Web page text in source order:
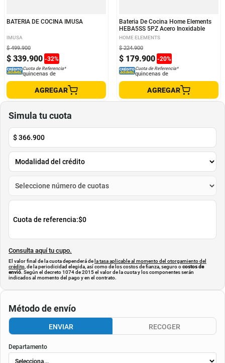
BATERIA DE COCINA IMUSA
IMUSA
$ 339.900 -32%
$ 499.900
Cuota de Referencia*
quincenas de
AGREGAR
Bateria De Cocina Home Elements
HEBA5SS 5PZ Acero Inoxidable
HOME ELEMENTS
$ 179.900 -20%
$ 224.900
Cuota de Referencia*
quincenas de
AGREGAR
Simula tu cuota
$366.900
Cuota de referencia:$0
Consulta aquí tu cupo.
El valor final de la cuota dependerá de la tasa aplicable al momento del otorgamiento del
crédito , de la periodicidad elegida, así como de los costos de fianza, seguro ocostos de
envió. Según el decreto 1074 de 2015 el valor de la cuota y los componentes serán
indicados al momento del pago y en el contrato.
Método de envío
ENVIAR RECOGER
Departamento